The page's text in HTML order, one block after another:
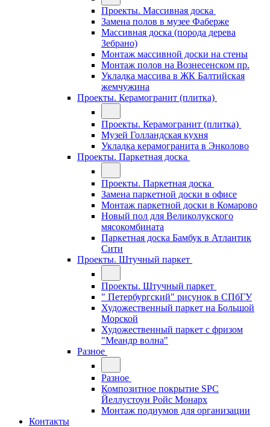
Проекты. Массивная доска
Замена полов в музее Фаберже
Массивная доска (порода дерева
Зебрано)
Монтаж массивной доски на стены
Монтаж полов на Вознесенском пр.
Укладка массива в ЖК Балтийская
жемчужина
Проекты. Керамогранит (плитка)
Проекты. Керамогранит (плитка)
Музей Голландская кухня
Укладка керамогранита в Энколово
Проекты. Паркетная доска
Проекты. Паркетная доска
Замена паркетной доски в офисе
Монтаж паркетной доски в Комарово
Новый пол для Великолукского
мясокомбината
Паркетная доска Бамбук в Атлантик
Сити
Проекты. Штучный паркет
Проекты. Штучный паркет
" Петербургский" рисунок в СПбГУ
Художественный паркет на Большой
Морской
Художественный паркет с фризом
"Меандр волна"
Разное
Разное
Композитное покрытие SPC
Йеллустоун Ройс Монарх
Монтаж подиумов для организации
Контакты